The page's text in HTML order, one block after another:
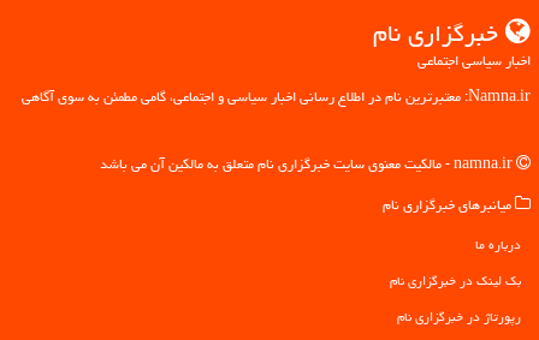
خبرگزاری نام
اخبار سیاسی اجتماعی
Namna.ir: معتبرترین نام در اطلاع رسانی اخبار سیاسی و اجتماعی، گامی مطمئن به سوی آگاهی
میانبرهای خبرگزاری نام
درباره ما
بک لینک در خبرگزاری نام
رپورتاژ در خبرگزاری نام